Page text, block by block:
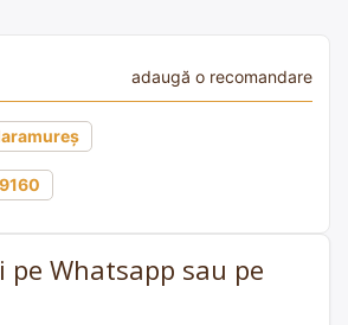
adaugă o recomandare
pe Whatsapp sau pe